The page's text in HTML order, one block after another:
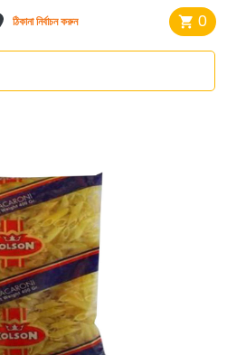
ঠিকানা নির্বাচন করুন 0